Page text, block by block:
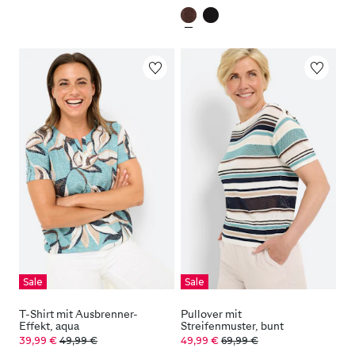
Sale
T-Shirt mit Ausbrenner-
Effekt, aqua
39,99 € 49,99 €
Sale
Pullover mit
Streifenmuster, bunt
49,99 € 69,99 €